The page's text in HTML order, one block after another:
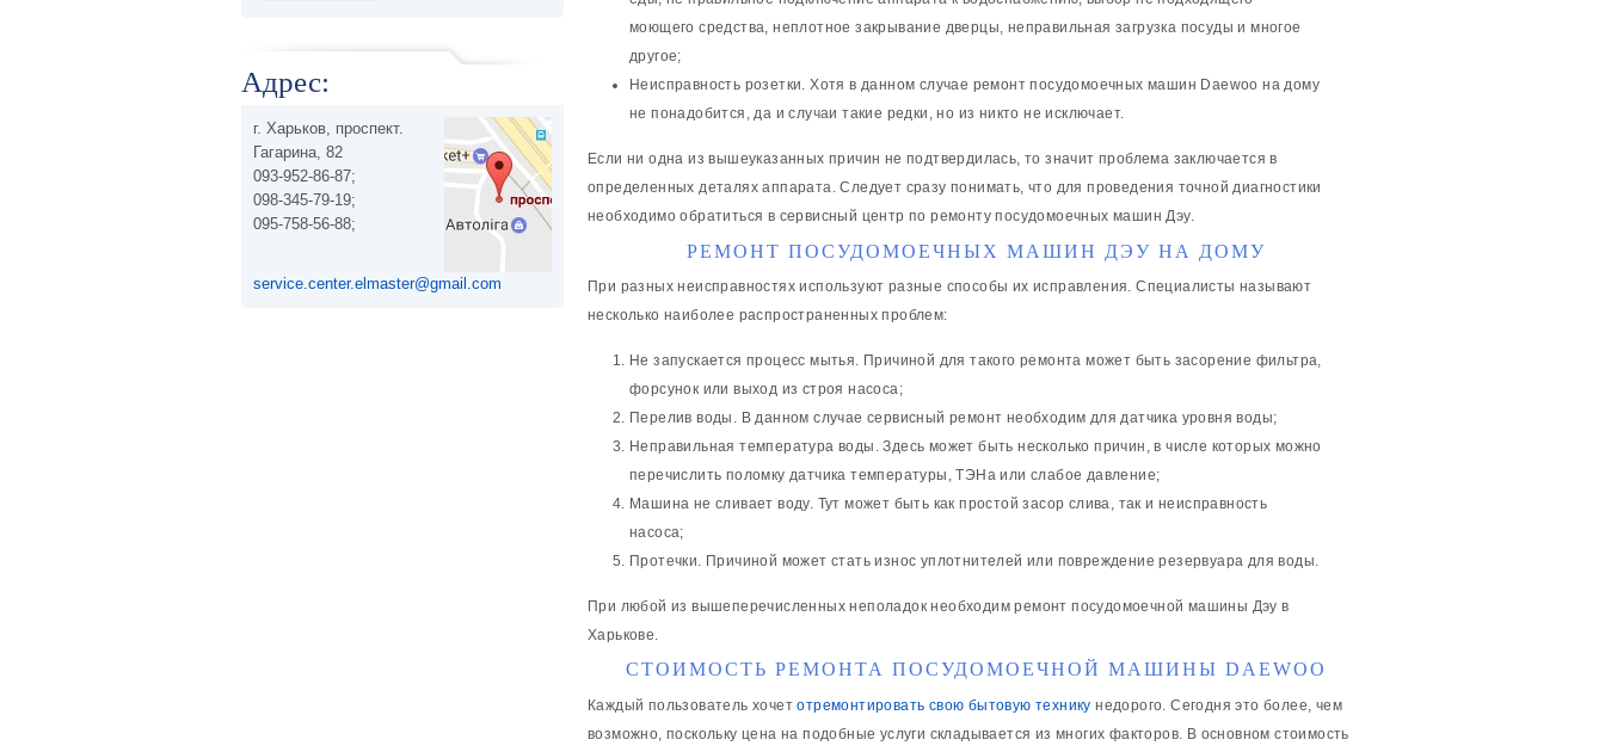
Адрес:
г. Харьков, проспект.
Гагарина, 82
093-952-86-87;
098-345-79-19;
095-758-56-88;
service.center.elmaster@gmail.com
моющего средства, неплотное закрывание дверцы, неправильная загрузка посуды и многое
другое;
Неисправность розетки. Хотя в данном случае ремонт посудомоечных машин Daewoo на дому
не понадобится, да и случаи такие редки, но из никто не исключает.
Если ни одна из вышеуказанных причин не подтвердилась, то значит проблема заключается в
определенных деталях аппарата. Следует сразу понимать, что для проведения точной диагностики
необходимо обратиться в сервисный центр по ремонту посудомоечных машин Дэу.
РЕМОНТ ПОСУДОМОЕЧНЫХ МАШИН ДЭУ НА ДОМУ
При разных неисправностях используют разные способы их исправления. Специалисты называют
несколько наиболее распространенных проблем:
Не запускается процесс мытья. Причиной для такого ремонта может быть засорение фильтра,
форсунок или выход из строя насоса;
Перелив воды. В данном случае сервисный ремонт необходим для датчика уровня воды;
Неправильная температура воды. Здесь может быть несколько причин, в числе которых можно
перечислить поломку датчика температуры, ТЭНа или слабое давление;
Машина не сливает воду. Тут может быть как простой засор слива, так и неисправность
насоса;
Протечки. Причиной может стать износ уплотнителей или повреждение резервуара для воды.
При любой из вышеперечисленных неполадок необходим ремонт посудомоечной машины Дэу в
Харькове.
СТОИМОСТЬ РЕМОНТА ПОСУДОМОЕЧНОЙ МАШИНЫ DAEWOO
Каждый пользователь хочетотремонтировать свою бытовую технику недорого. Сегодня это более, чем
возможно, поскольку цена на подобные услуги складывается из многих факторов. В основном стоимость